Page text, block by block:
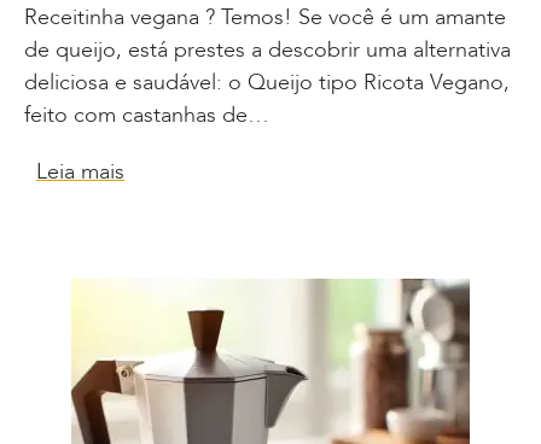
Receitinha vegana ? Temos! Se você é um amante
de queijo, está prestes a descobrir uma alternativa
deliciosa e saudável: o Queijo tipo Ricota Vegano,
feito com castanhas de…
Leia mais